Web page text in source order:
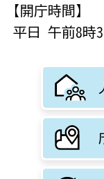
【開庁時間】
平日 午前8時